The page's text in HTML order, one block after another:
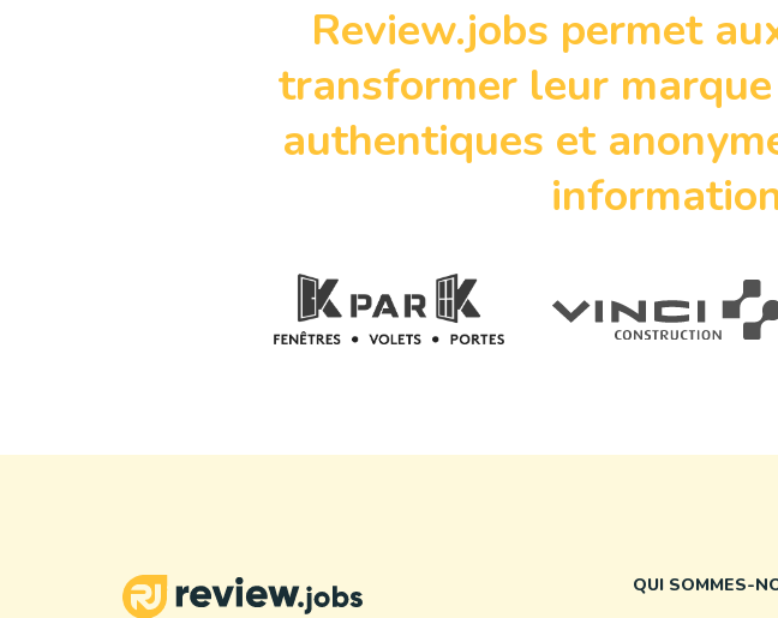
Review.jobs permet
transformer leur
authentiques et
QUI SOMMES-